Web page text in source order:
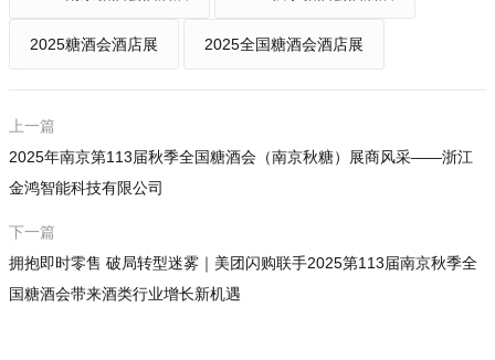
2025糖酒会酒店展 2025全国糖酒会酒店展
上一篇
2025年南京第113届秋季全国糖酒会（南京秋糖）展商风采——浙江
金鸿智能科技有限公司
下一篇
拥抱即时零售 破局转型迷雾｜美团闪购联手2025第113届南京秋季全
国糖酒会带来酒类行业增长新机遇